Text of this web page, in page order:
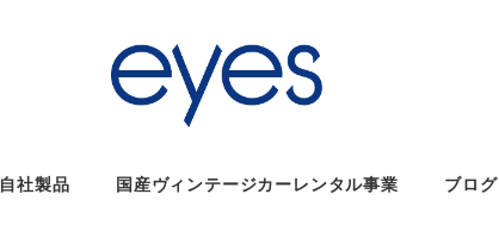
自社製品 国産ヴィンテージカーレンタル事業 ブログ